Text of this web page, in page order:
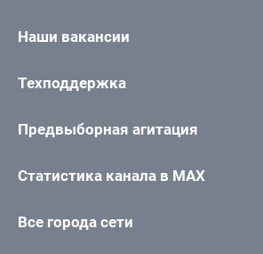
Наши вакансии
Техподдержка
Предвыборная агитация
Статистика канала в MAX
Все города сети